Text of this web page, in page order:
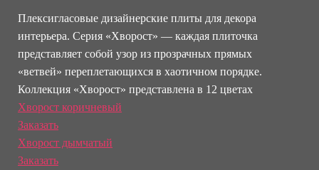
Плексигласовые дизайнерские плиты для декора
интерьера. Серия «Хворост» — каждая плиточка
представляет собой узор из прозрачных прямых
«ветвей» переплетающихся в хаотичном порядке.
Коллекция «Хворост» представлена в 12 цветах
Хворост коричневый
Заказать
Хворост дымчатый
Заказать